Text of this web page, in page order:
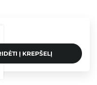
Į KREPŠELĮ